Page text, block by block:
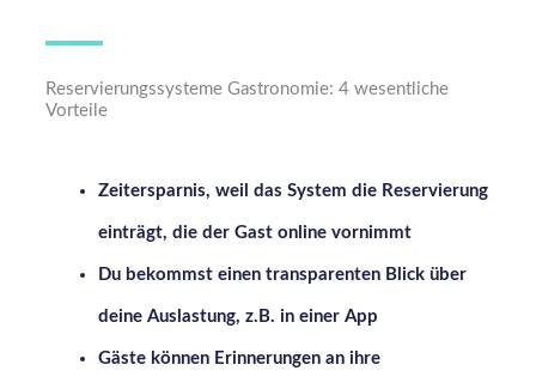
Reservierungssysteme Gastronomie: 4 wesentliche
Vorteile
Zeitersparnis, weil das System die Reservierung
einträgt, die der Gast online vornimmt
Du bekommst einen transparenten Blick über
deine Auslastung, z.B. in einer App
Gäste können Erinnerungen an ihre